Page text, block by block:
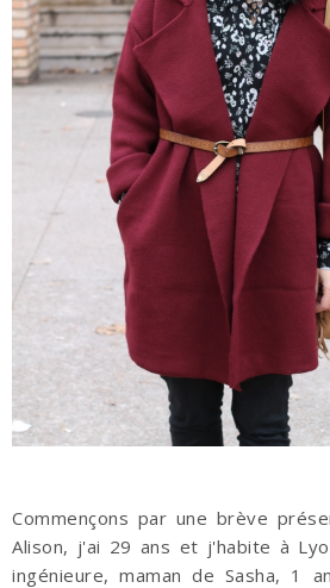
Commençons par une brève
Alison, j'ai 29 ans et j'habite à
ingénieure, maman de Sasha, 1